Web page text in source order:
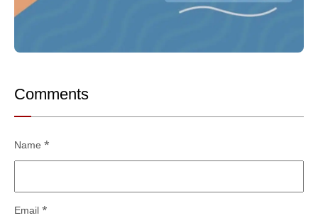
Comments
Name *
Email *